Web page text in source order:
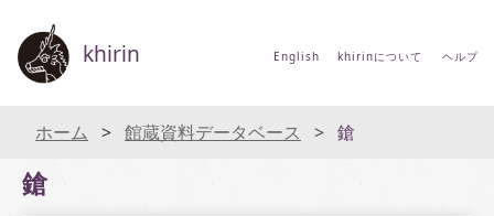
khirin English khirinについて ヘルプ
ホーム 館蔵資料データベース 鎗
鎗